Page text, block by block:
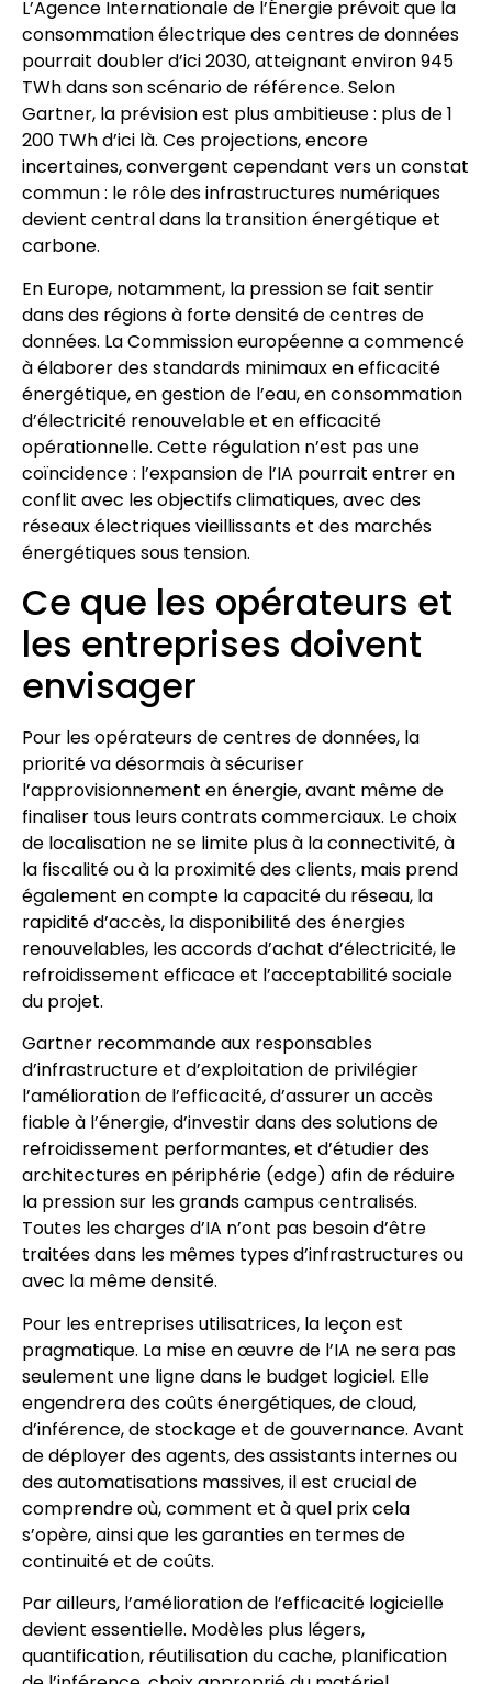
L’Agence Internationale de l’Énergie prévoit que la
consommation électrique des centres de données
pourrait doubler d’ici 2030, atteignant environ 945
TWh dans son scénario de référence. Selon
Gartner, la prévision est plus ambitieuse : plus de 1
200 TWh d’ici là. Ces projections, encore
incertaines, convergent cependant vers un constat
commun : le rôle des infrastructures numériques
devient central dans la transition énergétique et
carbone.
En Europe, notamment, la pression se fait sentir
dans des régions à forte densité de centres de
données. La Commission européenne a commencé
à élaborer des standards minimaux en efficacité
énergétique, en gestion de l’eau, en consommation
d’électricité renouvelable et en efficacité
opérationnelle. Cette régulation n’est pas une
coïncidence : l’expansion de l’IA pourrait entrer en
conflit avec les objectifs climatiques, avec des
réseaux électriques vieillissants et des marchés
énergétiques sous tension.
Ce que les opérateurs et
les entreprises doivent
envisager
Pour les opérateurs de centres de données, la
priorité va désormais à sécuriser
l’approvisionnement en énergie, avant même de
finaliser tous leurs contrats commerciaux. Le choix
de localisation ne se limite plus à la connectivité, à
la fiscalité ou à la proximité des clients, mais prend
également en compte la capacité du réseau, la
rapidité d’accès, la disponibilité des énergies
renouvelables, les accords d’achat d’électricité, le
refroidissement efficace et l’acceptabilité sociale
du projet.
Gartner recommande aux responsables
d’infrastructure et d’exploitation de privilégier
l’amélioration de l’efficacité, d’assurer un accès
fiable à l’énergie, d’investir dans des solutions de
refroidissement performantes, et d’étudier des
architectures en périphérie (edge) afin de réduire
la pression sur les grands campus centralisés.
Toutes les charges d’IA n’ont pas besoin d’être
traitées dans les mêmes types d’infrastructures ou
avec la même densité.
Pour les entreprises utilisatrices, la leçon est
pragmatique. La mise en œuvre de l’IA ne sera pas
seulement une ligne dans le budget logiciel. Elle
engendrera des coûts énergétiques, de cloud,
d’inférence, de stockage et de gouvernance. Avant
de déployer des agents, des assistants internes ou
des automatisations massives, il est crucial de
comprendre où, comment et à quel prix cela
s’opère, ainsi que les garanties en termes de
continuité et de coûts.
Par ailleurs, l’amélioration de l’efficacité logicielle
devient essentielle. Modèles plus légers,
quantification, réutilisation du cache, planification